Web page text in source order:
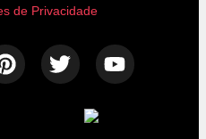
de Privacidade